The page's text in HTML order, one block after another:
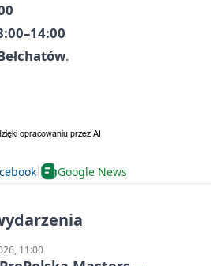
.
Google News
11:00